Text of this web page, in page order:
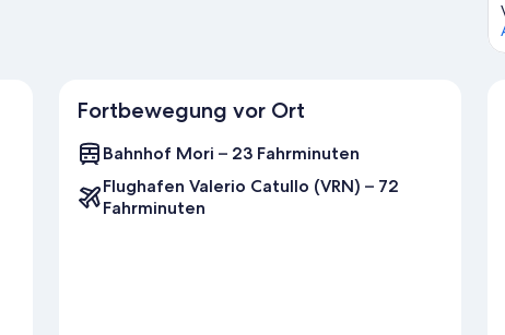
Fortbewegung vor Ort
Bahnhof Mori – 23 Fahrminuten
Flughafen Valerio Catullo (VRN) – 72
Fahrminuten